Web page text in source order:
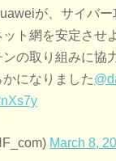
が、サイバー
ト網を安定させ
の取り組みに協
になりました
March 8,